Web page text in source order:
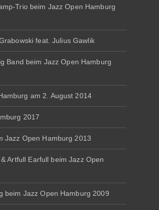
Trio beim Jazz Open Hamburg
feat. Julius Gawlik
Band beim Jazz Open Hamburg
am 2. August 2014
2017
Jazz Open Hamburg 2013
Artfull Earfull beim Jazz Open
beim Jazz Open Hamburg 2009